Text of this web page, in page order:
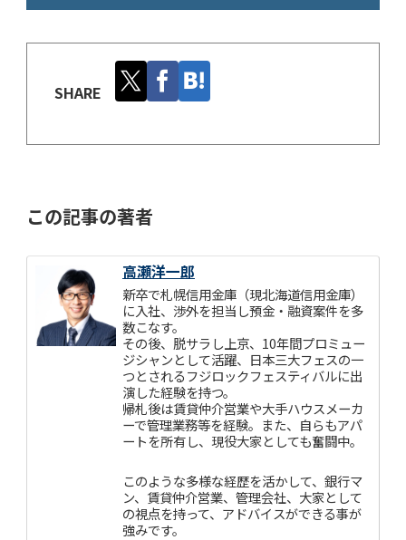
SHARE
この記事の著者
高瀬洋一郎
新卒で札幌信用金庫（現北海道信用金庫）
に入社、渉外を担当し預金・融資案件を多
数こなす。
その後、脱サラし上京、10年間プロミュー
ジシャンとして活躍、日本三大フェスの一
つとされるフジロックフェスティバルに出
演した経験を持つ。
帰札後は賃貸仲介営業や大手ハウスメーカ
ーで管理業務等を経験。また、自らもアパ
ートを所有し、現役大家としても奮闘中。
このような多様な経歴を活かして、銀行マ
ン、賃貸仲介営業、管理会社、大家として
の視点を持って、アドバイスができる事が
強みです。